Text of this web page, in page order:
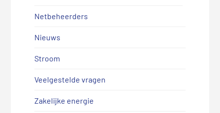
Netbeheerders
Nieuws
Stroom
Veelgestelde vragen
Zakelijke energie